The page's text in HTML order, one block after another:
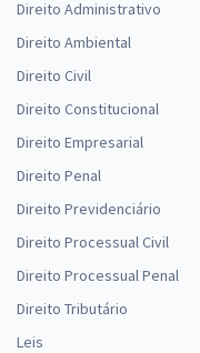
Direito Administrativo
Direito Ambiental
Direito Civil
Direito Constitucional
Direito Empresarial
Direito Penal
Direito Previdenciário
Direito Processual Civil
Direito Processual Penal
Direito Tributário
Leis